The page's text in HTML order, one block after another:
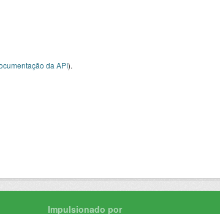
da API).
Impulsionado por